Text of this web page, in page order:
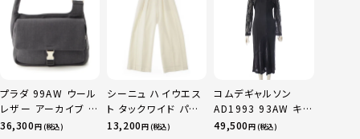
プラダ 99AW ウール
レザー アーカイブ ワ
ン ショルダーバッグ
36,300円 (税込)
シーニュ ハイウエス
ト タックワイド パン
ツ ボトムス オフホワ
13,200円 (税込)
コムデギャルソン
AD1993 93AW キュ
プラ Synergy シナジ
49,500円 (税込)